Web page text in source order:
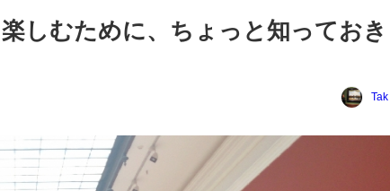
しむために、ちょっと知っておき
Tak